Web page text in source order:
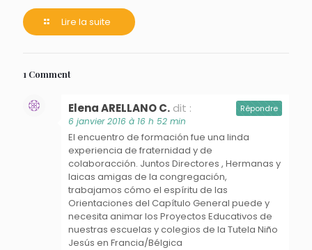
Lire la suite
1 Comment
Elena ARELLANO C. dit :
6 janvier 2016 à 16 h 52 min
El encuentro de formación fue una linda
experiencia de fraternidad y de
colaboracción. Juntos Directores , Hermanas y
laicas amigas de la congregación,
trabajamos cómo el espíritu de las
Orientaciones del Capítulo General puede y
necesita animar los Proyectos Educativos de
nuestras escuelas y colegios de la Tutela Niño
Jesús en Francia/Bélgica
Répondre